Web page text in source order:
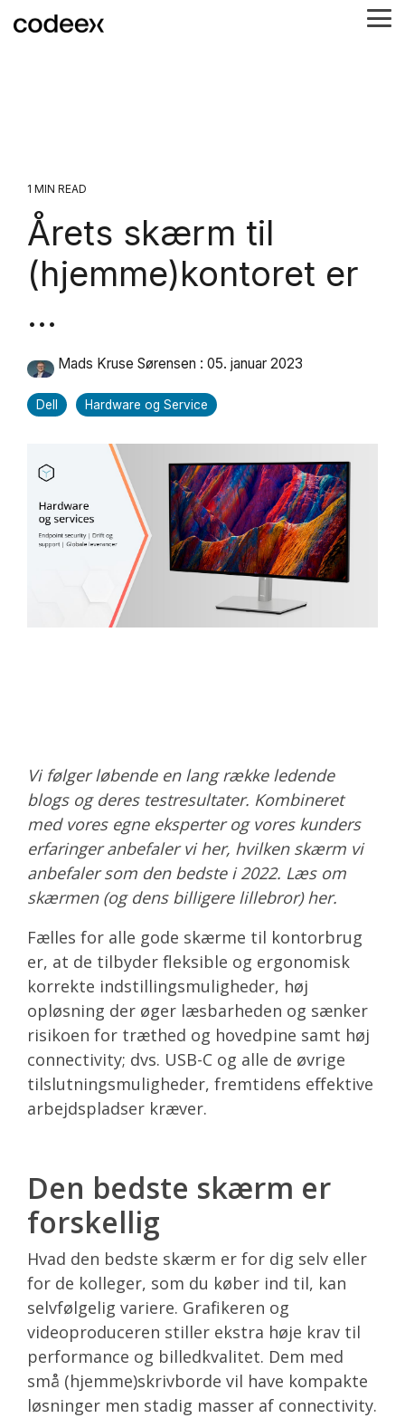
to
1 MIN READ
Årets skærm til
(hjemme)kontoret er
...
Mads Kruse Sørensen : 05. januar 2023
Dell Hardware og Service
Vi følger løbende en lang række ledende
blogs og deres testresultater. Kombineret
med vores egne eksperter og vores kunders
erfaringer anbefaler vi her, hvilken skærm vi
anbefaler som den bedste i 2022. Læs om
skærmen (og dens billigere lillebror) her.
Fælles for alle gode skærme til kontorbrug
er, at de tilbyder fleksible og ergonomisk
korrekte indstillingsmuligheder, høj
opløsning der øger læsbarheden og sænker
risikoen for træthed og hovedpine samt høj
connectivity; dvs. USB-C og alle de øvrige
tilslutningsmuligheder, fremtidens effektive
arbejdspladser kræver.
Den bedste skærm er
forskellig
Hvad den bedste skærm er for dig selv eller
for de kolleger, som du køber ind til, kan
selvfølgelig variere. Grafikeren og
videoproduceren stiller ekstra høje krav til
performance og billedkvalitet. Dem med
små (hjemme)skrivborde vil have kompakte
løsninger men stadig masser af connectivity.